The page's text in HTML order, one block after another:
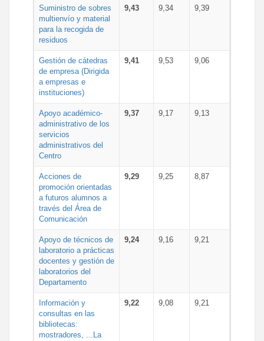
Suministro de sobres
multienvío y material
para la recogida de
residuos
9,43 9,34 9,39
Gestión de cátedras
de empresa (Dirigida
a empresas e
instituciones)
9,41 9,53 9,06
Apoyo académico-
administrativo de los
servicios
administrativos del
Centro
9,37 9,17 9,13
Acciones de
promoción orientadas
a futuros alumnos a
través del Área de
Comunicación
9,29 9,25 8,87
Apoyo de técnicos de
laboratorio a prácticas
docentes y gestión de
laboratorios del
Departamento
9,24 9,16 9,21
Información y
consultas en las
bibliotecas:
mostradores, ...La
9,22 9,08 9,21